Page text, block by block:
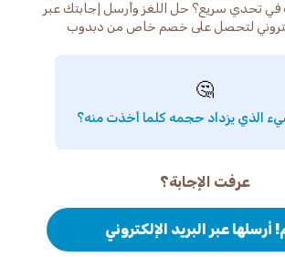
في تحدي سريع؟ حل اللغز وأرسل إجابتك عبر
🤔
الذي يزداد حجمه كلما أخذت منه؟
عرفت الإجابة؟
أرسلها عبر البريد الإلكتروني